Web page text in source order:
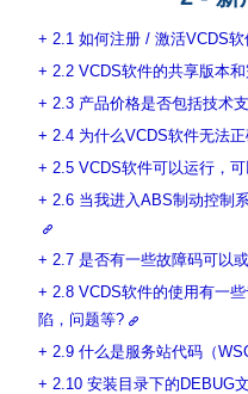
2.1 如何注册 / 激活VCDS软
2.2 VCDS软件的共享版本
2.3 产品价格是否包括技术
2.4 为什么VCDS软件无法
2.5 VCDS软件可以运行，
2.6 当我进入ABS制动控制
2.7 是否有一些故障码可以
2.8 VCDS软件的使用有一
陷，问题等?
2.9 什么是服务站代码（
2.10 安装目录下的DEBUG